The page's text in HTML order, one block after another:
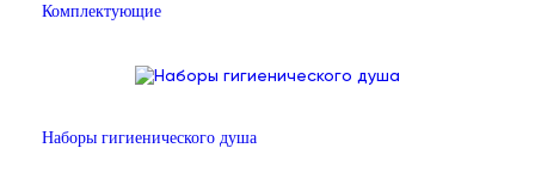
Комплектующие
Наборы гигиенического душа